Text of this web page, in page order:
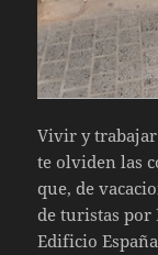
Vivir y trabajar
te olviden las
que, de
de turistas
Edificio